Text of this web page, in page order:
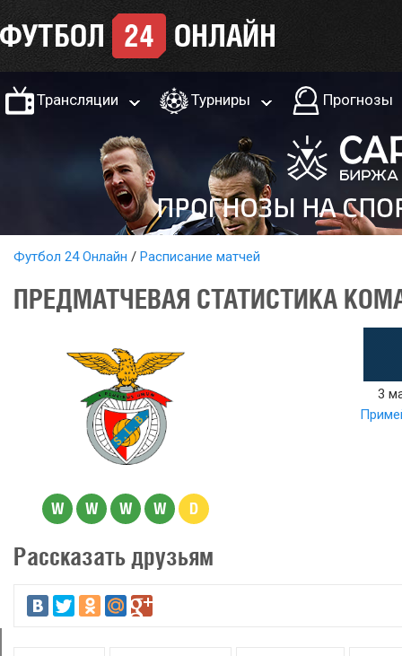
Трансляции Турниры Прогнозы
Футбол 24 Онлайн Расписание матчей
ПРЕДМАТЧЕВАЯ СТАТИСТИКА
W W W W D
3
Рассказать друзьям